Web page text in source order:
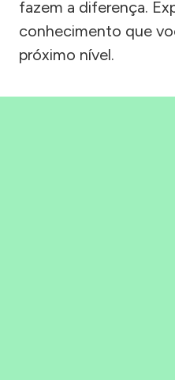
fazem a diferença.
conhecimento que
próximo nível.